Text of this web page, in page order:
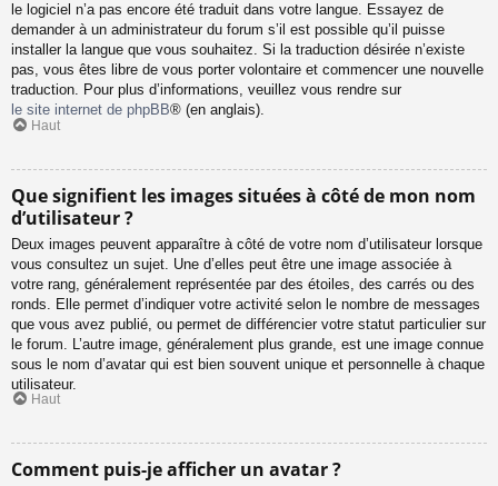
le logiciel n’a pas encore été traduit dans votre langue. Essayez de
demander à un administrateur du forum s’il est possible qu’il puisse
installer la langue que vous souhaitez. Si la traduction désirée n’existe
pas, vous êtes libre de vous porter volontaire et commencer une nouvelle
traduction. Pour plus d’informations, veuillez vous rendre sur
le site internet de phpBB® (en anglais).
Haut
Que signifient les images situées à côté de mon nom
d’utilisateur ?
Deux images peuvent apparaître à côté de votre nom d’utilisateur lorsque
vous consultez un sujet. Une d’elles peut être une image associée à
votre rang, généralement représentée par des étoiles, des carrés ou des
ronds. Elle permet d’indiquer votre activité selon le nombre de messages
que vous avez publié, ou permet de différencier votre statut particulier sur
le forum. L’autre image, généralement plus grande, est une image connue
sous le nom d’avatar qui est bien souvent unique et personnelle à chaque
utilisateur.
Haut
Comment puis-je afficher un avatar ?